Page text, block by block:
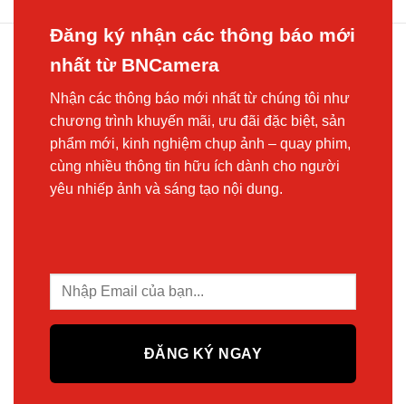
Đăng ký nhận các thông báo mới
nhất từ BNCamera
Nhận các thông báo mới nhất từ chúng tôi như
chương trình khuyến mãi, ưu đãi đặc biệt, sản
phẩm mới, kinh nghiệm chụp ảnh – quay phim,
cùng nhiều thông tin hữu ích dành cho người
yêu nhiếp ảnh và sáng tạo nội dung.